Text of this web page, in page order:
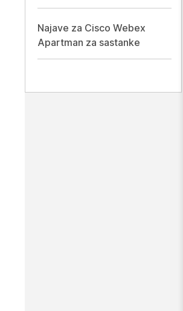
Najave za Cisco Webex
Apartman za sastanke